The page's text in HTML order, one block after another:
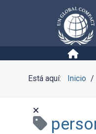
Está aquí: Inicio